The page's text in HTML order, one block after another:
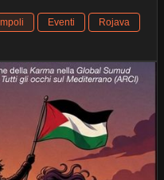
Eventi
Rojava